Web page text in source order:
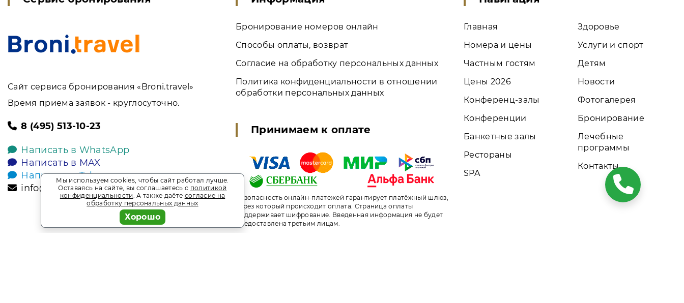
Сайт сервиса бронирования «Broni.travel»
Время приема заявок - круглосуточно.
8 (495) 513-10-23
Написать в WhatsApp
Написать в MAX
Написать в Telegram
info@broni.travel
Бронирование номеров онлайн
Способы оплаты, возврат
Согласие на обработку персональных данных
Политика конфиденциальности в отношении
обработки персональных данных
Принимаем к оплате
Безопасность онлайн-платежей гарантирует платёжный шлюз,
через который происходит оплата. Страница оплаты
поддерживает шифрование. Введенная информация не будет
предоставлена третьим лицам.
Главная
Номера и цены
Частным гостям
Цены 2026
Конференц-залы
Конференции
Банкетные залы
Рестораны
SPA
Здоровье
Услуги и спорт
Детям
Новости
Фотогалерея
Бронирование
Лечебные
программы
Контакты
Мы используем cookies, чтобы сайт работал лучше.
Оставаясь на сайте, вы соглашаетесь с политикой
конфиденциальности. А также даёте согласие на
обработку персональных данных
Хорошо